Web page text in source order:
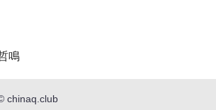
鳴
chinaq.club